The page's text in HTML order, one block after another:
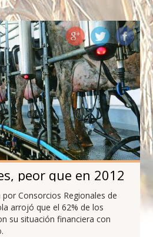
peor que en 2012
Consorcios Regionales de
arrojó que el 62% de los
su situación financiera con